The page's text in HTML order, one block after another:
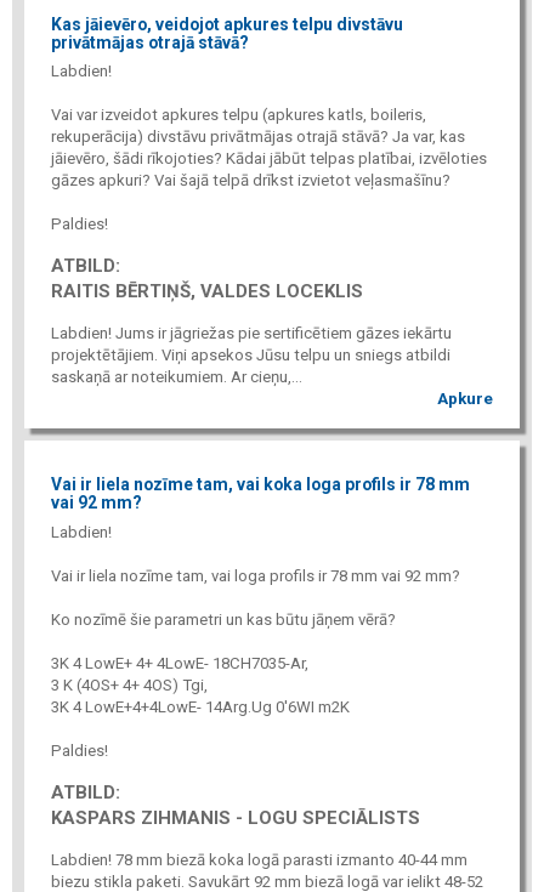
Kas jāievēro, veidojot apkures telpu divstāvu
privātmājas otrajā stāvā?
Labdien!
Vai var izveidot apkures telpu (apkures katls, boileris,
rekuperācija) divstāvu privātmājas otrajā stāvā? Ja var, kas
jāievēro, šādi rīkojoties? Kādai jābūt telpas platībai, izvēloties
gāzes apkuri? Vai šajā telpā drīkst izvietot veļasmašīnu?
Paldies!
ATBILD:
RAITIS BĒRTIŅŠ, VALDES LOCEKLIS
Labdien! Jums ir jāgriežas pie sertificētiem gāzes iekārtu
projektētājiem. Viņi apsekos Jūsu telpu un sniegs atbildi
saskaņā ar noteikumiem. Ar cieņu,...
Apkure
Vai ir liela nozīme tam, vai koka loga profils ir 78 mm
vai 92 mm?
Labdien!
Vai ir liela nozīme tam, vai loga profils ir 78 mm vai 92 mm?
Ko nozīmē šie parametri un kas būtu jāņem vērā?
3K 4 LowE+ 4+ 4LowE- 18CH7035-Ar,
3 K (4OS+ 4+ 4OS) Tgi,
3K 4 LowE+4+4LowE- 14Arg.Ug 0'6WI m2K
Paldies!
ATBILD:
KASPARS ZIHMANIS - LOGU SPECIĀLISTS
Labdien! 78 mm biezā koka logā parasti izmanto 40-44 mm
biezu stikla paketi. Savukārt 92 mm biezā logā var ielikt 48-52